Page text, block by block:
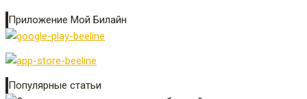
Приложение Мой Билайн
Популярные статьи